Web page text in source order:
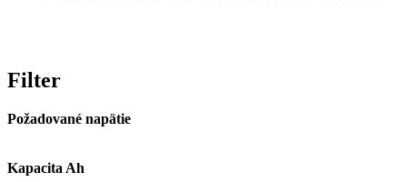
Filter
Požadované napätie
Kapacita Ah